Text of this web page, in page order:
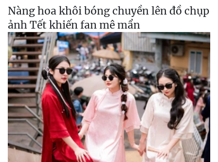
Nàng hoa khôi bóng chuyền lên đồ chụp
ảnh Tết khiến fan mê mẩn